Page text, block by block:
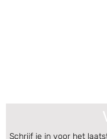
Schrijf je in voor het